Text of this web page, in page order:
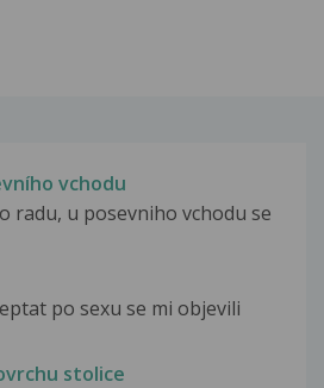
vchodu
radu, u posevniho vchodu se
po sexu se mi objevili
stolice